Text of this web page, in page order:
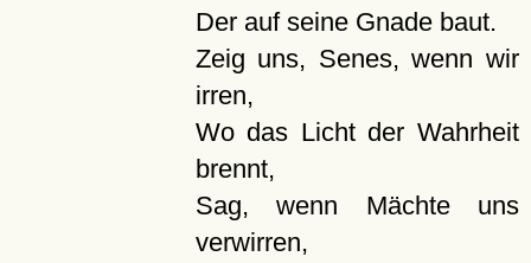
Der auf seine Gnade baut.
Zeig uns, Senes, wenn wir
irren,
Wo das Licht der Wahrheit
brennt,
Sag, wenn Mächte uns
verwirren,